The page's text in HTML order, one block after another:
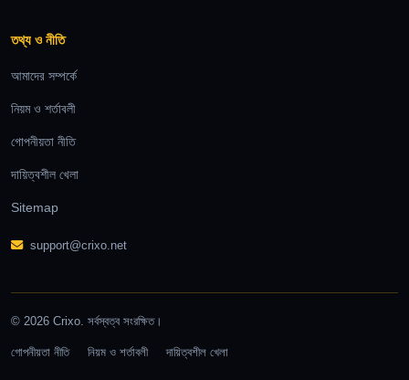
তথ্য ও নীতি
আমাদের সম্পর্কে
নিয়ম ও শর্তাবলী
গোপনীয়তা নীতি
দায়িত্বশীল খেলা
Sitemap
support@crixo.net
© 2026 Crixo. সর্বস্বত্ব সংরক্ষিত।
গোপনীয়তা নীতি নিয়ম ও শর্তাবলী দায়িত্বশীল খেলা